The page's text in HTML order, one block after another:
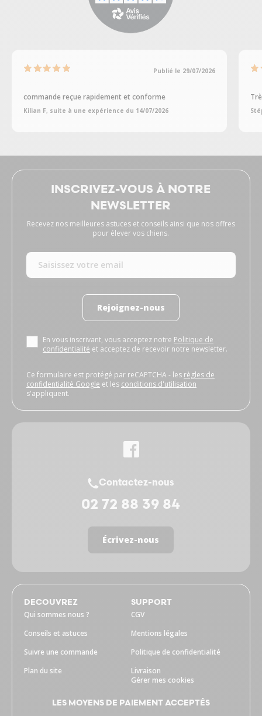
Publié le 29/07/2026
commande reçue rapidement et conforme
Kilian F, suite à une expérience du 14/07/2026
INSCRIVEZ-VOUS À NOTRE
NEWSLETTER
Recevez nos meilleures astuces et conseils ainsi que nos offres
pour élever vos chiens.
Rejoignez-nous
En vous inscrivant, vous acceptez notre Politique de
confidentialité et acceptez de recevoir notre newsletter.
Ce formulaire est protégé par reCAPTCHA - les règles de
confidentialité Google et les conditions d'utilisation
s'appliquent.
Contactez-nous
02 72 88 39 84
Écrivez-nous
DECOUVREZ
Qui sommes nous ?
Conseils et astuces
Suivre une commande
Plan du site
SUPPORT
CGV
Mentions légales
Politique de confidentialité
Livraison
Gérer mes cookies
LES MOYENS DE PAIEMENT ACCEPTÉS